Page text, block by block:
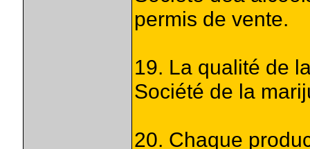
permis de vente.
19. La qualité de
Société de la
20. Chaque